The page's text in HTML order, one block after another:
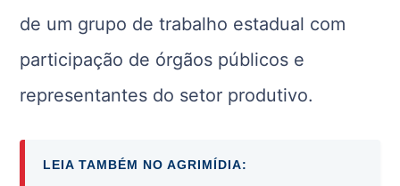
de um grupo de trabalho estadual com
participação de órgãos públicos e
representantes do setor produtivo.
LEIA TAMBÉM NO AGRIMÍDIA: